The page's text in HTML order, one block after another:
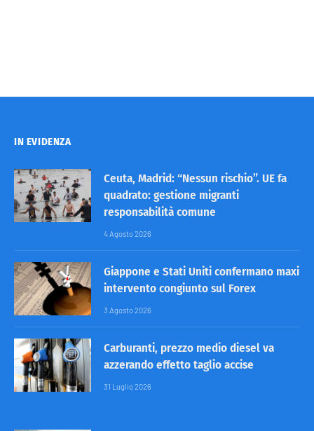
IN EVIDENZA
Ceuta, Madrid: “Nessun rischio”. UE fa
quadrato: gestione migranti
responsabilità comune
4 Agosto 2026
Giappone e Stati Uniti confermano maxi
intervento congiunto sul Forex
3 Agosto 2026
Carburanti, prezzo medio diesel va
azzerando effetto taglio accise
31 Luglio 2026